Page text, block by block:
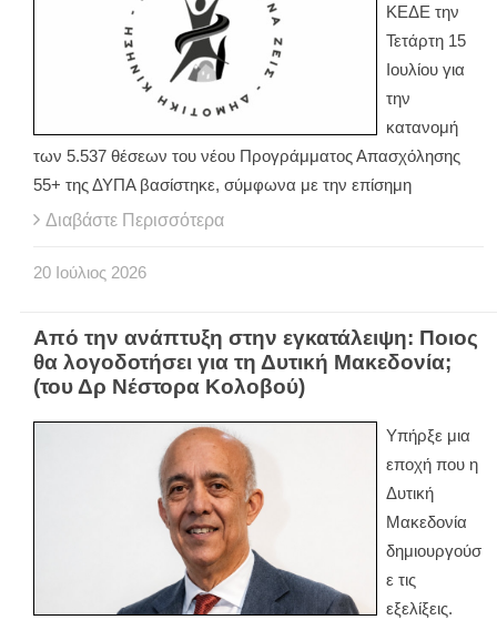
ΚΕΔΕ την
Τετάρτη 15
Ιουλίου για
την
κατανομή
των 5.537 θέσεων του νέου Προγράμματος Απασχόλησης
55+ της ΔΥΠΑ βασίστηκε, σύμφωνα με την επίσημη
Διαβάστε Περισσότερα
20 Ιούλιος 2026
Από την ανάπτυξη στην εγκατάλειψη: Ποιος
θα λογοδοτήσει για τη Δυτική Μακεδονία;
(του Δρ Νέστορα Κολοβού)
Υπήρξε μια
εποχή που η
Δυτική
Μακεδονία
δημιουργούσ
ε τις
εξελίξεις.